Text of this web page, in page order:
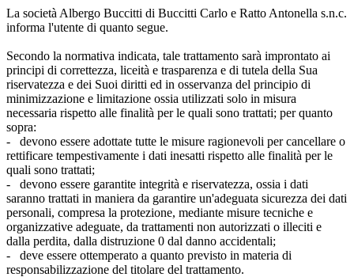
La società Albergo Buccitti di Buccitti Carlo e Ratto Antonella s.n.c.
informa l'utente di quanto segue.
Secondo la normativa indicata, tale trattamento sarà improntato ai
principi di correttezza, liceità e trasparenza e di tutela della Sua
riservatezza e dei Suoi diritti ed in osservanza del principio di
minimizzazione e limitazione ossia utilizzati solo in misura
necessaria rispetto alle finalità per le quali sono trattati; per quanto
sopra:
- devono essere adottate tutte le misure ragionevoli per cancellare o
rettificare tempestivamente i dati inesatti rispetto alle finalità per le
quali sono trattati;
- devono essere garantite integrità e riservatezza, ossia i dati
saranno trattati in maniera da garantire un'adeguata sicurezza dei dati
personali, compresa la protezione, mediante misure tecniche e
organizzative adeguate, da trattamenti non autorizzati o illeciti e
dalla perdita, dalla distruzione 0 dal danno accidentali;
- deve essere ottemperato a quanto previsto in materia di
responsabilizzazione del titolare del trattamento.